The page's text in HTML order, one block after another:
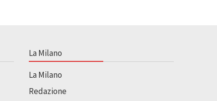
La Milano
La Milano
Redazione